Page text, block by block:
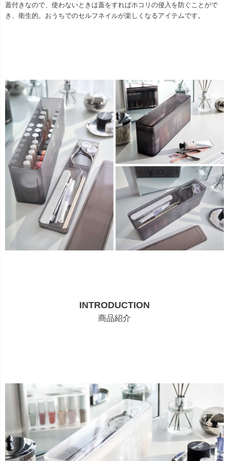
蓋付きなので、使わないときは蓋をすればホコリの侵入を防ぐことがで
き、衛生的。おうちでのセルフネイルが楽しくなるアイテムです。
INTRODUCTION
商品紹介